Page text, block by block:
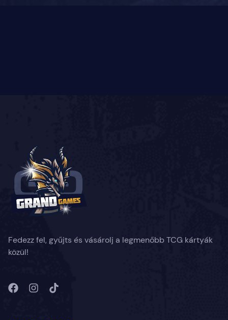
Fedezz fel, gyűjts és vásárolj a legmenőbb TCG kártyák
közül!